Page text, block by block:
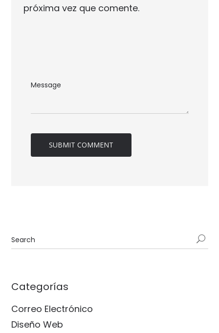
próxima vez que comente.
Categorías
Correo Electrónico
Diseño Web